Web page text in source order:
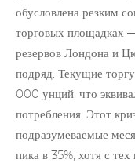
обусловлена резким
торговых площадках
резервов Лондона и
подряд. Текущие
000 унций, что
потребления. Этот
подразумеваемые
пика в 35%, хотя с